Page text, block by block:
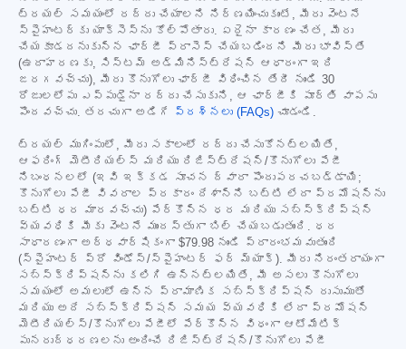
ట్రయల్ సమయంలో రద్దు చేయాలని నిర్ణయించుకుంటే, మీరు వెంటనే
స్పైహంటర్‌కు యాక్సెస్‌ను కోల్పోతారు. ఏదైనా కారణం చేత, మీరు
చేయకూడదనుకున్న ఛార్జీ ప్రాసెస్ చేయబడిందని మీరు భావిస్తే
(ఉదాహరణకు, సిస్టమ్ అడ్మినిస్ట్రేషన్ ఆధారంగా ఇది
జరగవచ్చు), మీరు కొనుగోలు ఛార్జీ విధించిన తేదీ నుండి 30
రోజులలోపు ఎప్పుడైనా రద్దు చేసుకుని, ఆ ఛార్జీకి పూర్తి వాపసు
పొందవచ్చు. తరచుగా అడిగే
ప్రశ్నలు (FAQs) చూడండి.
ట్రయల్ ముగింపులో, మీరు సకాలంలో రద్దు చేసుకోనట్లయితే,
ఆఫరింగ్ మెటీరియల్స్ మరియు రిజిస్ట్రేషన్/కొనుగోలు పేజీ
నిబంధనలలో (ఇవి ఇక్కడ సూచన ద్వారా పొందుపరచబడ్డాయి;
కొనుగోలు పేజీ వివరాల ప్రకారం దేశాన్ని బట్టి లేదా ప్రమోషన్‌ను
బట్టి ధర మారవచ్చు) పేర్కొన్న ధర మరియు సబ్‌స్క్రిప్షన్
వ్యవధికి మీకు వెంటనే ముందస్తుగా బిల్ చేయబడుతుంది. ధర
సాధారణంగా అర్ధవార్షికంగా $79.98 నుండి ప్రారంభమవుతుంది
(స్పైహంటర్ ప్రో విండోస్/స్పైహంటర్ ఫర్ మ్యాక్). మీరు నిరంతరాయంగా
సబ్‌స్క్రిప్షన్‌ను కలిగి ఉన్నట్లయితే, మీ అసలు కొనుగోలు
సమయంలో అమలులో ఉన్న ప్రామాణిక సబ్‌స్క్రిప్షన్ రుసుముతో
మరియు అదే సబ్‌స్క్రిప్షన్ సమయ వ్యవధికి లేదా ప్రమోషన్
మెటీరియల్స్/కొనుగోలు పేజీలో పేర్కొన్న విధంగా ఆటోమేటిక్
పునరుద్ధరణలను అందించే రిజిస్ట్రేషన్/కొనుగోలు పేజీ